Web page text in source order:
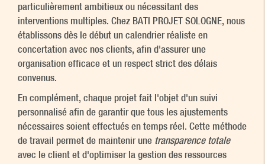
particulièrement ambitieux ou nécessitant des
interventions multiples. Chez BATI PROJET SOLOGNE, nous
établissons dès le début un calendrier réaliste en
concertation avec nos clients, afin d'assurer une
organisation efficace et un respect strict des délais
convenus.
En complément, chaque projet fait l'objet d'un suivi
personnalisé afin de garantir que tous les ajustements
nécessaires soient effectués en temps réel. Cette méthode
de travail permet de maintenir une transparence totale
avec le client et d'optimiser la gestion des ressources